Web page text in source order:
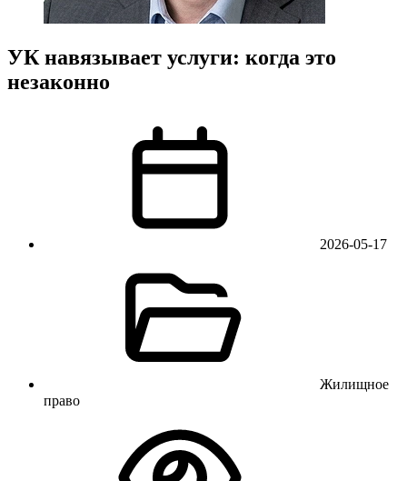
УК навязывает услуги: когда это
незаконно
2026-05-17
Жилищное
право